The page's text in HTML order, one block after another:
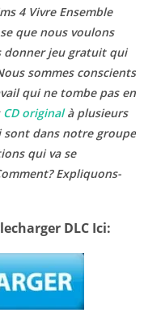
4 Vivre Ensemble
que nous voulons
jeu gratuit qui
sommes conscients
qui ne tombe pas en
CD originalà plusieurs
sont dans notre groupe
qui va se
Expliquons-
DLC Ici: